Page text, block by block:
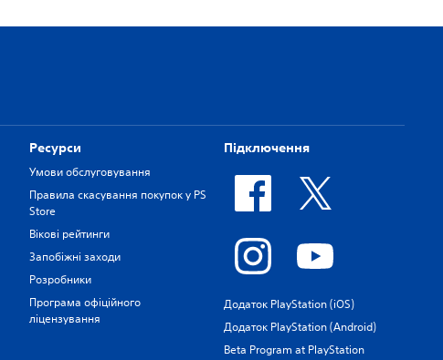
Ресурси
Умови обслуговування
Правила скасування покупок у PS
Store
Вікові рейтинги
Запобіжні заходи
Розробники
Програма офіційного
ліцензування
Підключення
Додаток PlayStation (iOS)
Додаток PlayStation (Android)
Beta Program at PlayStation